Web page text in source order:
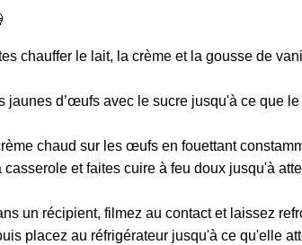
chauffer le lait, la crème et la gousse de
jaunes d’œufs avec le sucre jusqu'à ce que
chaud sur les œufs en fouettant
et faites cuire à feu doux jusqu'à
un récipient, filmez au contact et laissez
placez au réfrigérateur jusqu'à ce qu'elle